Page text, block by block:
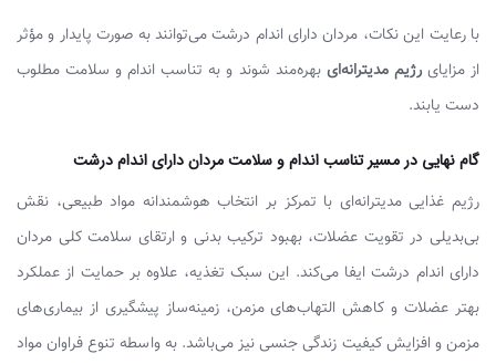
با رعایت این نکات، مردان دارای اندام درشت می‌توانند به صورت پایدار و مؤثر
از مزایایرژیم مدیترانه‌ای بهره‌مند شوند و به تناسب اندام و سلامت مطلوب
دست یابند.
گام نهایی در مسیر تناسب اندام و سلامت مردان دارای اندام درشت
رژیم غذایی مدیترانه‌ای با تمرکز بر انتخاب هوشمندانه مواد طبیعی، نقش
بی‌بدیلی در تقویت عضلات، بهبود ترکیب بدنی و ارتقای سلامت کلی مردان
دارای اندام درشت ایفا می‌کند. این سبک تغذیه، علاوه بر حمایت از عملکرد
بهتر عضلات و کاهش التهاب‌های مزمن، زمینه‌ساز پیشگیری از بیماری‌های
مزمن و افزایش کیفیت زندگی جنسی نیز می‌باشد. به واسطه تنوع فراوان مواد